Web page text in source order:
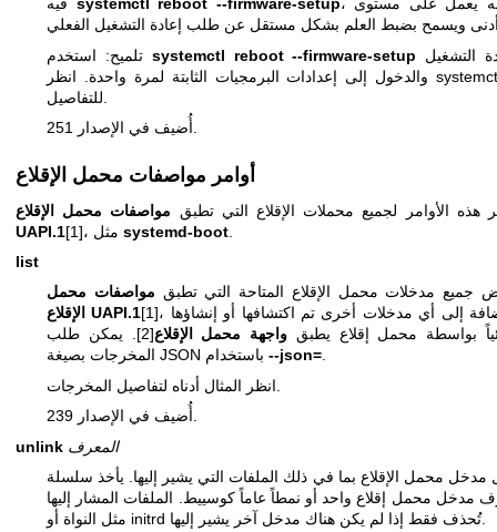
systemctl reboot --firmware-setup، ولكنه يعمل على مستوى
تلميح: استخدم systemctl reboot --firmware-setup
أوامر مواصفات محمل الإقلاع
هذه الأوامر لجميع محملات الإقلاع التي تطبق مواصفات محمل الإقلاع
UAPI.1
systemd-boot
list
جميع مدخلات محمل الإقلاع المتاحة التي تطبق مواصفات محمل
الإقلاع UAPI.1[1]، بالإضافة إلى أي مدخلات أخرى تم اكتشافها أو إنشاؤها
بواسطة محمل إقلاع يطبق واجهة محمل الإقلاع
[2]. يمكن طلب
--json=.
unlink المعرف
مدخل محمل الإقلاع بما في ذلك الملفات التي يشير إليها. يأخذ سلسلة
مدخل محمل إقلاع واحد أو نمطاً عاماً كوسييط. الملفات المشار إليها
مثل النواة أو initrd تُحذف فقط إذا لم يكن هناك مدخل آخر يشير إليها.